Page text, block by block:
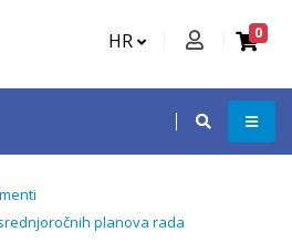
HR 0
planova rada